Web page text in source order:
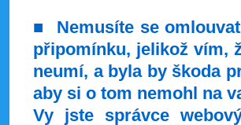
■ Nemusíte se
připomínku, jelikož vím,
neumí, a byla by škoda
aby si o tom nemohl na
Vy jste správce